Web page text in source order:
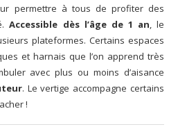
permettre à tous de profiter des
Accessible dès l’âge de 1 an, le
plateformes. Certains espaces
et harnais que l’on apprend très
avec plus ou moins d’aisance
. Le vertige accompagne certains
!